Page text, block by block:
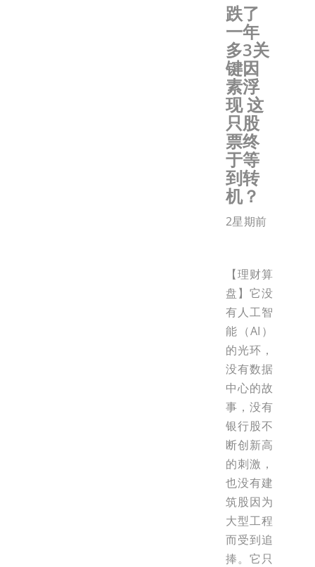
跌了
一年
多3关
键因
素浮
现 这
只股
票终
于等
到转
机？
2星期前
【理财算
盘】它没
有人工智
能（AI）
的光环，
没有数据
中心的故
事，没有
银行股不
断创新高
的刺激，
也没有建
筑股因为
大型工程
而受到追
捧。它只